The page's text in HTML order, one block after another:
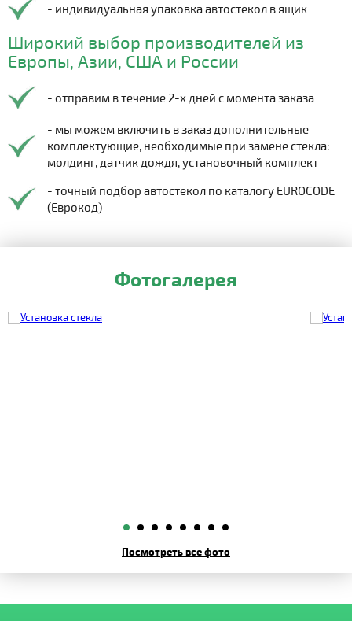
- индивидуальная упаковка автостекол в ящик
Широкий выбор производителей из
Европы, Азии, США и России
- отправим в течение 2-х дней с момента заказа
- мы можем включить в заказ дополнительные
комплектующие, необходимые при замене стекла:
молдинг, датчик дождя, установочный комплект
- точный подбор автостекол по каталогу EUROCODE
(Еврокод)
Фотогалерея
Посмотреть все фото